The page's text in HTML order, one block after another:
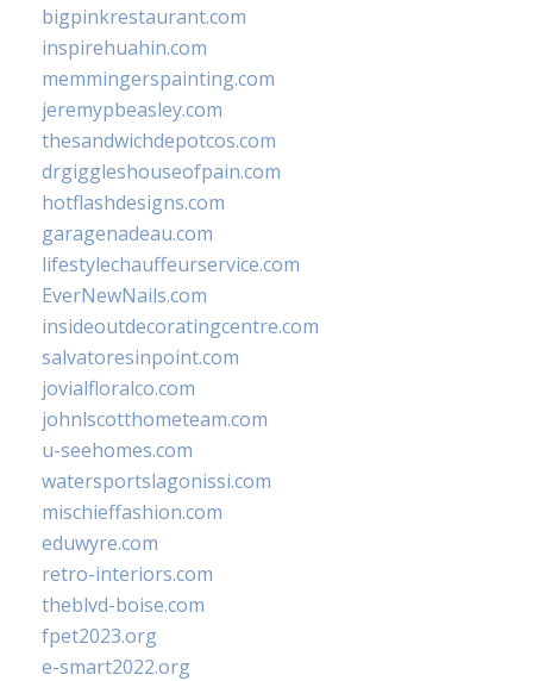
bigpinkrestaurant.com
inspirehuahin.com
memmingerspainting.com
jeremypbeasley.com
thesandwichdepotcos.com
drgiggleshouseofpain.com
hotflashdesigns.com
garagenadeau.com
lifestylechauffeurservice.com
EverNewNails.com
insideoutdecoratingcentre.com
salvatoresinpoint.com
jovialfloralco.com
johnlscotthometeam.com
u-seehomes.com
watersportslagonissi.com
mischieffashion.com
eduwyre.com
retro-interiors.com
theblvd-boise.com
fpet2023.org
e-smart2022.org